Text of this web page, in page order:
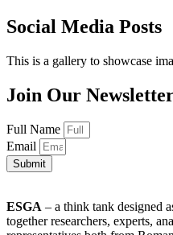
Social Media Posts
This is a gallery to showcase
Join Our
Full Name
Email
Submit
ESGA – a think tank designed
together researchers, experts,